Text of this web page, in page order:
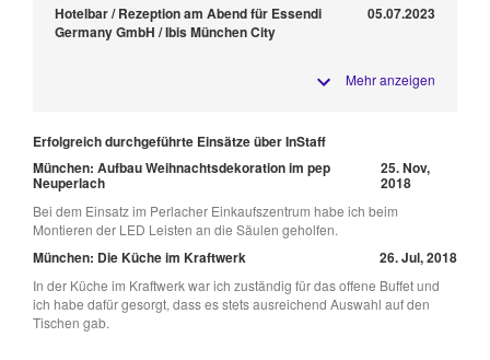
Hotelbar / Rezeption am Abend für Essendi
Germany GmbH / Ibis München City
05.07.2023
Mehr anzeigen
Erfolgreich durchgeführte Einsätze über InStaff
München: Aufbau Weihnachtsdekoration im pep
Neuperlach
25. Nov,
2018
Bei dem Einsatz im Perlacher Einkaufszentrum habe ich beim
Montieren der LED Leisten an die Säulen geholfen.
München: Die Küche im Kraftwerk 26. Jul, 2018
In der Küche im Kraftwerk war ich zuständig für das offene Buffet und
ich habe dafür gesorgt, dass es stets ausreichend Auswahl auf den
Tischen gab.